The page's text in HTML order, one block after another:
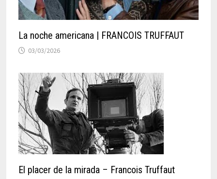
La noche americana | FRANCOIS TRUFFAUT
03/03/2026
El placer de la mirada – Francois Truffaut